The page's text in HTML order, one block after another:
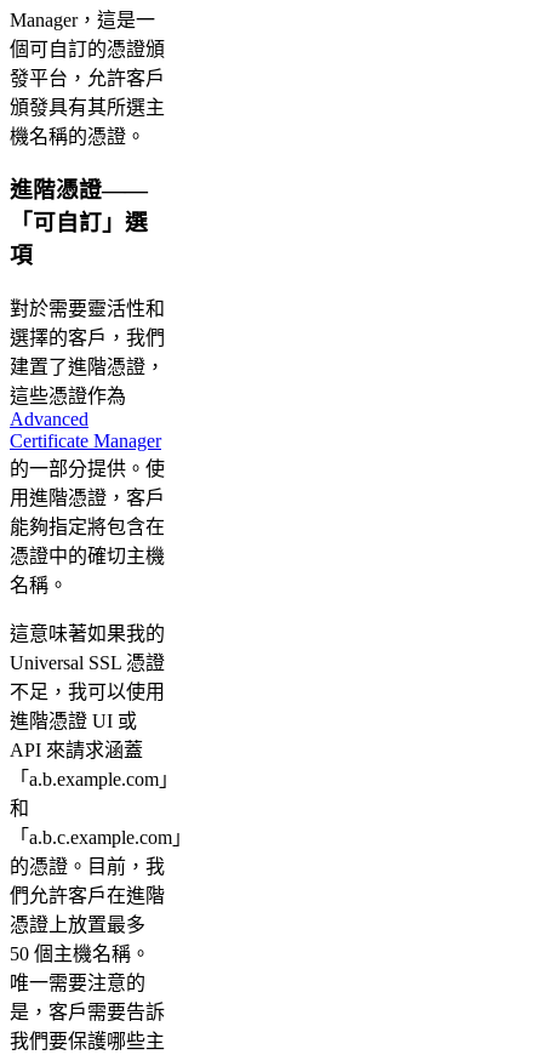
Manager，這是一
個可自訂的憑證頒
發平台，允許客戶
頒發具有其所選主
機名稱的憑證。
進階憑證——
「可自訂」選
項
對於需要靈活性和
選擇的客戶，我們
建置了進階憑證，
這些憑證作為
Advanced
Certificate Manager
的一部分提供。使
用進階憑證，客戶
能夠指定將包含在
憑證中的確切主機
名稱。
這意味著如果我的
Universal SSL 憑證
不足，我可以使用
進階憑證 UI 或
API 來請求涵蓋
「a.b.example.com」
和
「a.b.c.example.com」
的憑證。目前，我
們允許客戶在進階
憑證上放置最多
50 個主機名稱。
唯一需要注意的
是，客戶需要告訴
我們要保護哪些主